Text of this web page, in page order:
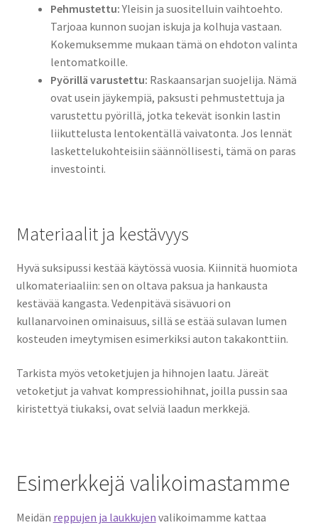
Pehmustettu:Yleisin ja suositelluin vaihtoehto.
Tarjoaa kunnon suojan iskuja ja kolhuja vastaan.
Kokemuksemme mukaan tämä on ehdoton valinta
lentomatkoille.
Pyörillä varustettu: Raskaansarjan suojelija. Nämä
ovat usein jäykempiä, paksusti pehmustettuja ja
varustettu pyörillä, jotka tekevät isonkin lastin
liikuttelusta lentokentällä vaivatonta. Jos lennät
laskettelukohteisiin säännöllisesti, tämä on paras
investointi.
Materiaalit ja kestävyys
Hyvä suksipussi kestää käytössä vuosia. Kiinnitä huomiota
ulkomateriaaliin: sen on oltava paksua ja hankausta
kestävää kangasta. Vedenpitävä sisävuori on
kullanarvoinen ominaisuus, sillä se estää sulavan lumen
kosteuden imeytymisen esimerkiksi auton takakonttiin.
Tarkista myös vetoketjujen ja hihnojen laatu. Järeät
vetoketjut ja vahvat kompressiohihnat, joilla pussin saa
kiristettyä tiukaksi, ovat selviä laadun merkkejä.
Esimerkkejä valikoimastamme
Meidän reppujen ja laukkujen valikoimamme kattaa